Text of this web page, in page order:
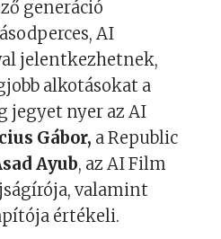
generáció
AI
jelentkezhetnek,
alkotásokat a
jegyet nyer az AI
Gábor, a Republic
Ayub, az AI Film
valamint
értékeli.